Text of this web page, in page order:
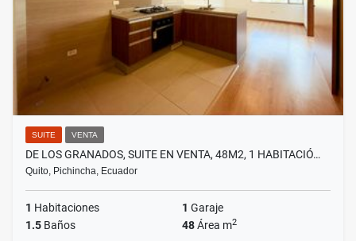
SUITE VENTA
DE LOS GRANADOS, SUITE EN VENTA, 48M2, 1 HABITACIÓ…
Quito, Pichincha, Ecuador
1 Habitaciones 1 Garaje
1.5 Baños 48Área m2